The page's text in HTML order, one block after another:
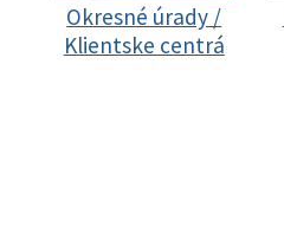
Okresné úrady /
Klientske centrá